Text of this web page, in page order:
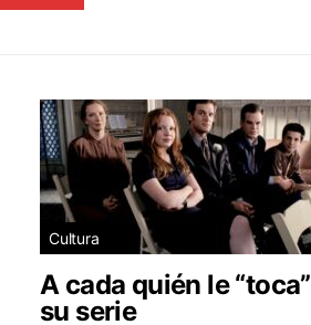
Cultura
A cada quién le “toca”
su serie